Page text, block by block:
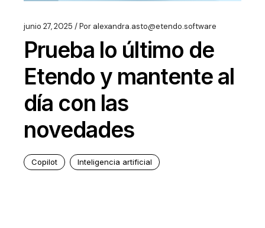
junio 27, 2025 Por alexandra.asto@etendo.software
Prueba lo último de
Etendo y mantente al
día con las
novedades
Copilot Inteligencia artificial